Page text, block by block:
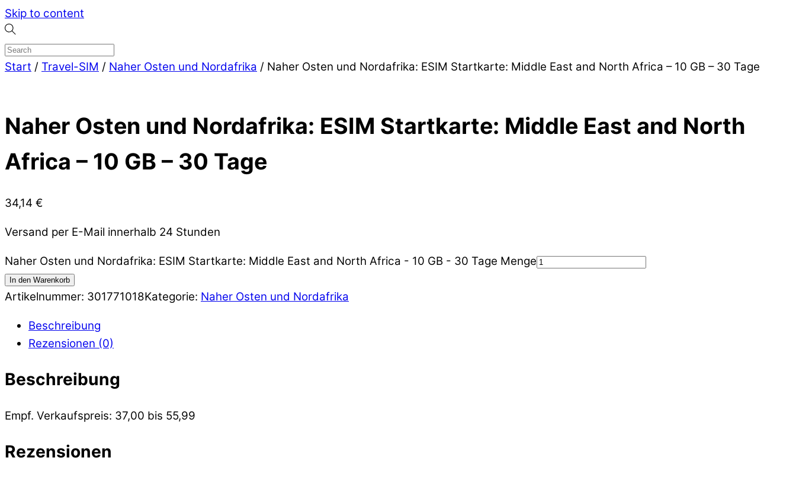
Skip to content
Start / Travel-SIM / Naher Osten und Nordafrika / Naher Osten und Nordafrika: ESIM Startkarte: Middle East and North Africa – 10 GB – 30 Tage
Naher Osten und Nordafrika: ESIM Startkarte: Middle East and North
Africa – 10 GB – 30 Tage
34,14 €
Versand per E-Mail innerhalb 24 Stunden
Naher Osten und Nordafrika: ESIM Startkarte: Middle East and North Africa - 10 GB - 30 Tage Menge
In den Warenkorb
Artikelnummer: 301771018Kategorie: Naher Osten und Nordafrika
Beschreibung
Rezensionen (0)
Beschreibung
Empf. Verkaufspreis: 37,00 bis 55,99
Rezensionen